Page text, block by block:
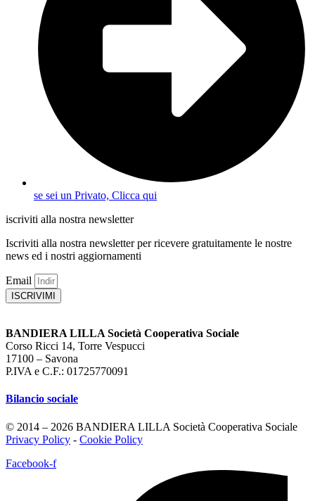
se sei un Privato, Clicca qui
iscriviti alla nostra newsletter
Iscriviti alla nostra newsletter per ricevere gratuitamente le nostre
news ed i nostri aggiornamenti
Email
ISCRIVIMI
BANDIERA LILLA Società Cooperativa Sociale
Corso Ricci 14, Torre Vespucci
17100 – Savona
P.IVA e C.F.: 01725770091
Bilancio sociale
© 2014 – 2026 BANDIERA LILLA Società Cooperativa Sociale
Privacy Policy - Cookie Policy
Facebook-f